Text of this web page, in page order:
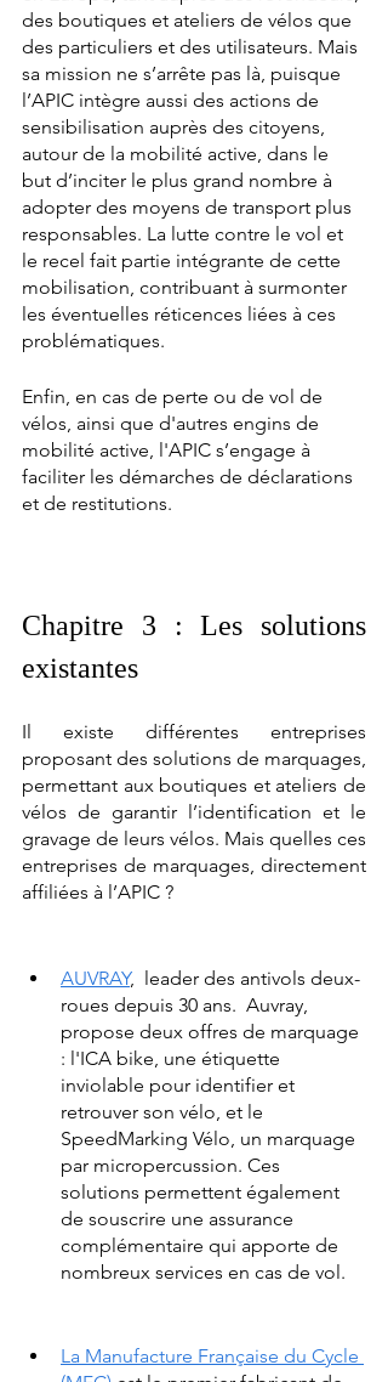
des boutiques et ateliers de vélos que
des particuliers et des utilisateurs. Mais
sa mission ne s’arrête pas là, puisque
l’APIC intègre aussi des actions de
sensibilisation auprès des citoyens,
autour de la mobilité active, dans le
but d’inciter le plus grand nombre à
adopter des moyens de transport plus
responsables. La lutte contre le vol et
le recel fait partie intégrante de cette
mobilisation, contribuant à surmonter
les éventuelles réticences liées à ces
problématiques.
Enfin, en cas de perte ou de vol de
vélos, ainsi que d'autres engins de
mobilité active, l'APIC s’engage à
faciliter les démarches de déclarations
et de restitutions.
Chapitre 3 : Les solutions
existantes
Il existe différentes entreprises
proposant des solutions de marquages,
permettant aux boutiques et ateliers de
vélos de garantir l’identification et le
gravage de leurs vélos. Mais quelles ces
entreprises de marquages, directement
affiliées à l’APIC ?
AUVRAY,  leader des antivols deux-
roues depuis 30 ans.  Auvray,
propose deux offres de marquage
: l'ICA bike, une étiquette
inviolable pour identifier et
retrouver son vélo, et le
SpeedMarking Vélo, un marquage
par micropercussion. Ces
solutions permettent également
de souscrire une assurance
complémentaire qui apporte de
nombreux services en cas de vol.
La Manufacture Française du Cycle